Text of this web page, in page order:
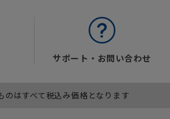
サポート・お問い合わせ
はすべて税込み価格となります